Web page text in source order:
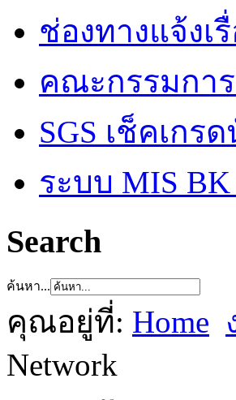
ช่องทางแจ้งเ
คณะกรรมกา
SGS เช็คเกร
ระบบ MIS BK
Search
ค้นหา...
คุณอยู่ที่: Home
Network